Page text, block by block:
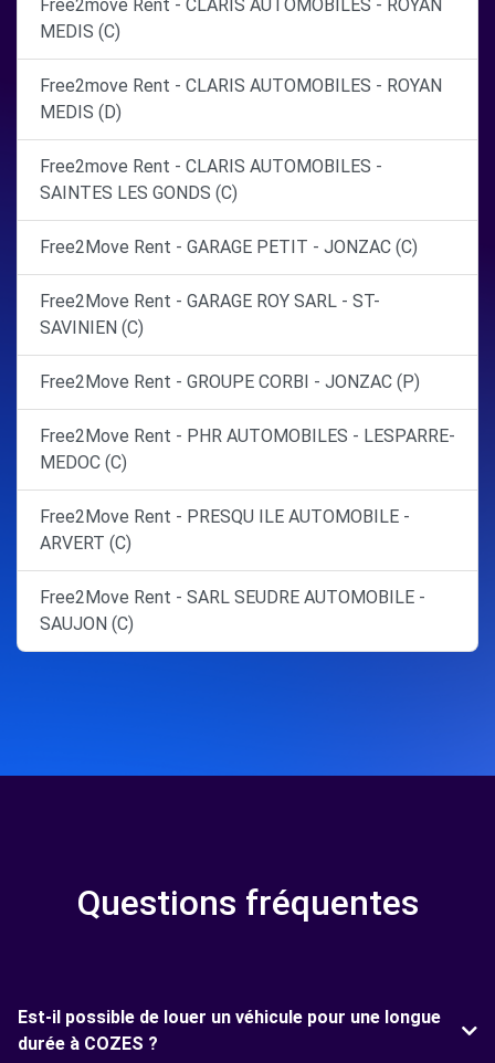
Free2move Rent - CLARIS AUTOMOBILES - ROYAN
MEDIS (C)
Free2move Rent - CLARIS AUTOMOBILES - ROYAN
MEDIS (D)
Free2move Rent - CLARIS AUTOMOBILES -
SAINTES LES GONDS (C)
Free2Move Rent - GARAGE PETIT - JONZAC (C)
Free2Move Rent - GARAGE ROY SARL - ST-
SAVINIEN (C)
Free2Move Rent - GROUPE CORBI - JONZAC (P)
Free2Move Rent - PHR AUTOMOBILES - LESPARRE-
MEDOC (C)
Free2Move Rent - PRESQU ILE AUTOMOBILE -
ARVERT (C)
Free2Move Rent - SARL SEUDRE AUTOMOBILE -
SAUJON (C)
Questions fréquentes
Est-il possible de louer un véhicule pour une longue
durée à COZES ?